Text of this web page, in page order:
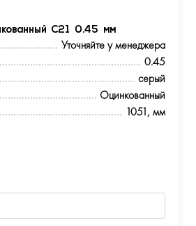
С21 0.45 мм
Уточняйте у менеджера
0.45
серый
Оцинкованный
1051, мм